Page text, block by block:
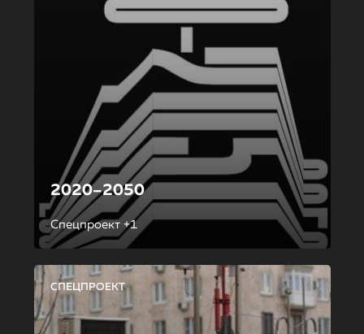
2020–2050
Спецпроект +1
СПЕЦПРОЕКТ